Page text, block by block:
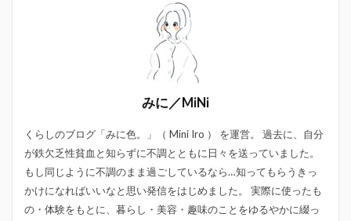
みに／MiNi
くらしのブログ「みに色。」（ Mini Iro ） を運営。 過去に、自分
が鉄欠乏性貧血と知らずに不調とともに日々を送っていました。
もし同じように不調のまま過ごしているなら…知ってもらうきっ
かけになればいいなと思い発信をはじめました。 実際に使ったも
の・体験をもとに、暮らし・美容・趣味のことをゆるやかに綴っ